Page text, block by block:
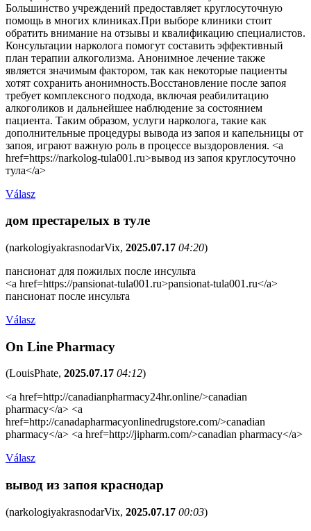
Большинство учреждений предоставляет круглосуточную
помощь в многих клиниках.При выборе клиники стоит
обратить внимание на отзывы и квалификацию специалистов.
Консультации нарколога помогут составить эффективный
план терапии алкоголизма. Анонимное лечение также
является значимым фактором, так как некоторые пациенты
хотят сохранить анонимность.Восстановление после запоя
требует комплексного подхода, включая реабилитацию
алкоголиков и дальнейшее наблюдение за состоянием
пациента. Таким образом, услуги нарколога, такие как
дополнительные процедуры вывода из запоя и капельницы от
запоя, играют важную роль в процессе выздоровления. <a
href=https://narkolog-tula001.ru>вывод из запоя круглосуточно
тула</a>
Válasz
дом престарелых в туле
(narkologiyakrasnodarVix, 2025.07.17 04:20)
пансионат для пожилых после инсульта
<a href=https://pansionat-tula001.ru>pansionat-tula001.ru</a>
пансионат после инсульта
Válasz
On Line Pharmacy
(LouisPhate, 2025.07.17 04:12)
<a href=http://canadianpharmacy24hr.online/>canadian
pharmacy</a> <a
href=http://canadapharmacyonlinedrugstore.com/>canadian
pharmacy</a> <a href=http://jipharm.com/>canadian pharmacy</a>
Válasz
вывод из запоя краснодар
(narkologiyakrasnodarVix, 2025.07.17 00:03)